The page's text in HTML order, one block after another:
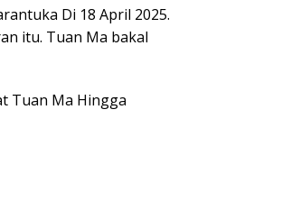
Di 18 April 2025.
itu. Tuan Ma bakal
Tuan Ma Hingga